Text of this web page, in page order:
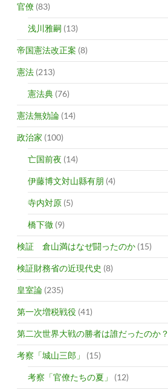
官僚 (83)
浅川雅嗣 (13)
帝国憲法改正案 (8)
憲法 (213)
憲法典 (76)
憲法無効論 (14)
政治家 (100)
亡国前夜 (14)
伊藤博文対山縣有朋 (4)
寺内対原 (5)
橋下徹 (9)
検証 倉山満はなぜ闘ったのか (15)
検証財務省の近現代史 (8)
皇室論 (235)
第一次増税戦役 (41)
第二次世界大戦の勝者は誰だったのか？
考察「城山三郎」 (15)
考察「官僚たちの夏」 (12)